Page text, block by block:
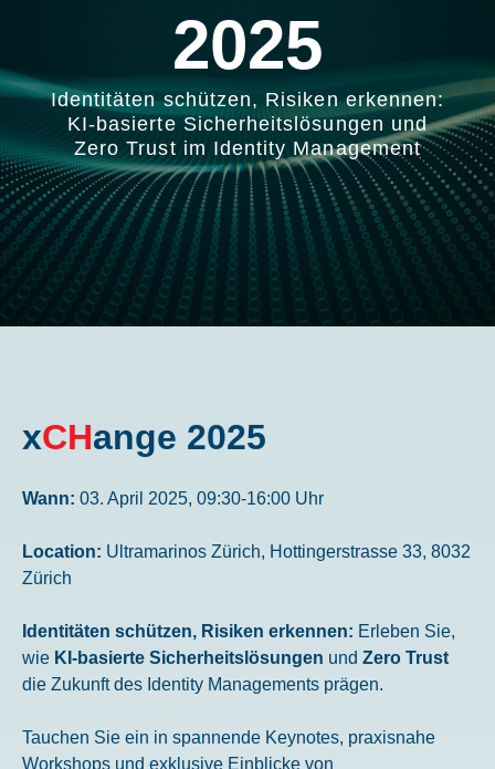
2025
Identitäten schützen, Risiken erkennen:
KI-basierte Sicherheitslösungen und
Zero Trust im Identity Management
xCHange 2025
Wann: 03. April 2025, 09:30-16:00 Uhr
Location: Ultramarinos Zürich, Hottingerstrasse 33, 8032
Zürich
Identitäten schützen, Risiken erkennen: Erleben Sie,
wie KI-basierte Sicherheitslösungen und Zero Trust
die Zukunft des Identity Managements prägen.
Tauchen Sie ein in spannende Keynotes, praxisnahe
Workshops und exklusive Einblicke von